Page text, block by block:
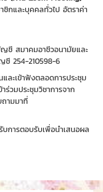
ลทั่วไป อัตราค่า
มาคมอาชีวอนามัยและ
ชี 254-210598-6
เข้าฟังตลอดการประชุม
ร่วมประชุมวิชาการจาก
ามมาที่
บการตอบรับเพื่อนำเสนอผล